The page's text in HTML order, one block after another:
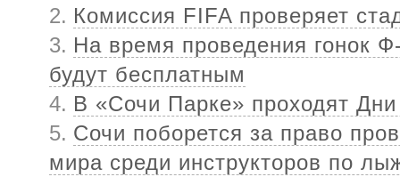
Комиссия FIFA проверяет
На время проведения гонок
будут бесплатным
В «Сочи Парке» проходят
Сочи поборется за право
мира среди инструкторов по